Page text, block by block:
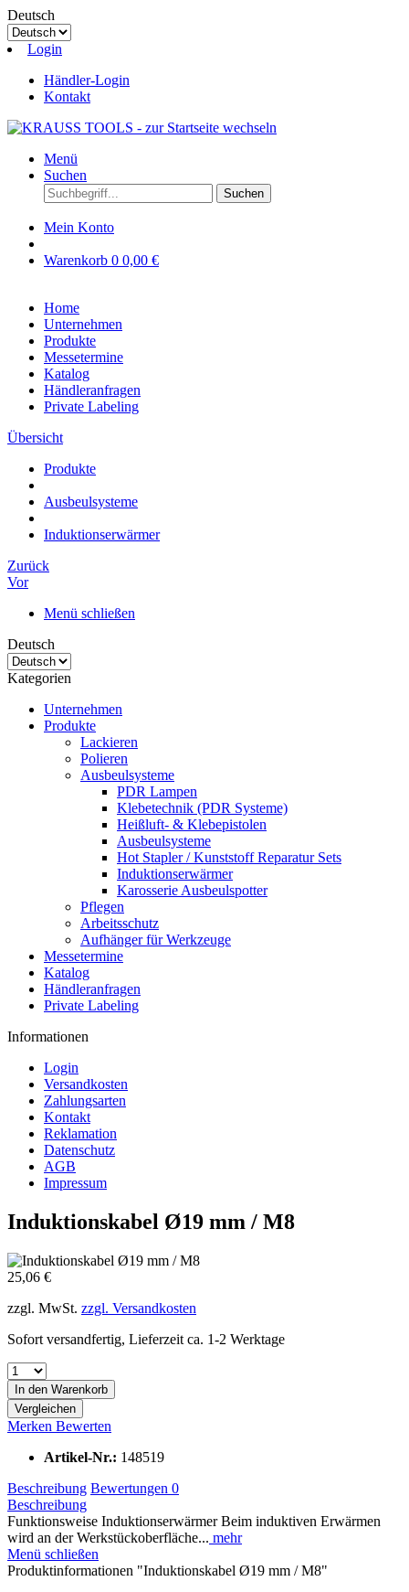
Deutsch
Login
Händler-Login
Kontakt
Menü
Suchen
Suchen
Mein Konto
Warenkorb 0 0,00 €
Home
Unternehmen
Produkte
Messetermine
Katalog
Händleranfragen
Private Labeling
Übersicht
Produkte
Ausbeulsysteme
Induktionserwärmer
Zurück
Vor
Menü schließen
Deutsch
Kategorien
Unternehmen
Produkte
Lackieren
Polieren
Ausbeulsysteme
PDR Lampen
Klebetechnik (PDR Systeme)
Heißluft- & Klebepistolen
Ausbeulsysteme
Hot Stapler / Kunststoff Reparatur Sets
Induktionserwärmer
Karosserie Ausbeulspotter
Pflegen
Arbeitsschutz
Aufhänger für Werkzeuge
Messetermine
Katalog
Händleranfragen
Private Labeling
Informationen
Login
Versandkosten
Zahlungsarten
Kontakt
Reklamation
Datenschutz
AGB
Impressum
Induktionskabel Ø19 mm / M8
25,06 €
zzgl. MwSt. zzgl. Versandkosten
Sofort versandfertig, Lieferzeit ca. 1-2 Werktage
In den Warenkorb
Vergleichen
Merken Bewerten
Artikel-Nr.: 148519
Beschreibung Bewertungen 0
Beschreibung
Funktionsweise Induktionserwärmer Beim induktiven Erwärmen
wird an der Werkstückoberfläche... mehr
Menü schließen
Produktinformationen "Induktionskabel Ø19 mm / M8"